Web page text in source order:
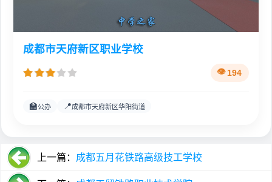
成都市天府新区职业学校
194
🏫公办 📍成都市天府新区华阳街道
上一篇： 成都五月花铁路高级技工学校